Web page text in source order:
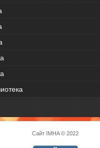
Сайт IMHA© 2022